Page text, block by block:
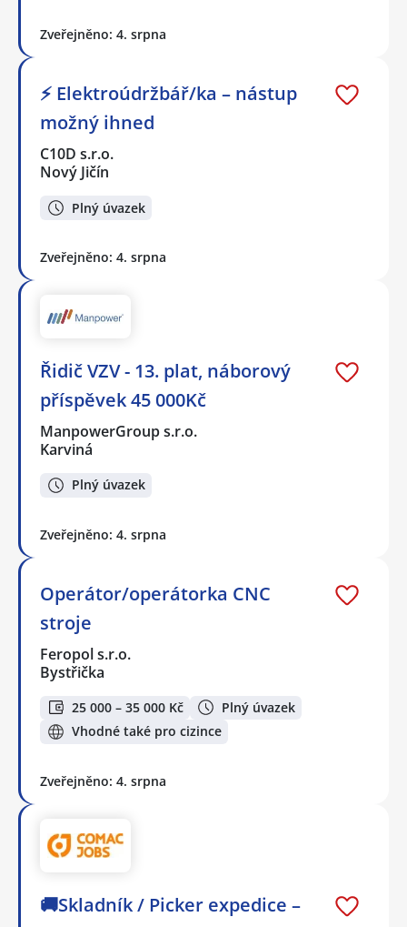
Zveřejněno: 4. srpna
⚡ Elektroúdržbář/ka – nástup
možný ihned
C10D s.r.o.
Nový Jičín
Plný úvazek
Zveřejněno: 4. srpna
Řidič VZV - 13. plat, náborový
příspěvek 45 000Kč
ManpowerGroup s.r.o.
Karviná
Plný úvazek
Zveřejněno: 4. srpna
Operátor/operátorka CNC
stroje
Feropol s.r.o.
Bystřička
25 000 – 35 000 Kč
Plný úvazek
Vhodné také pro cizince
Zveřejněno: 4. srpna
🚚Skladník / Picker expedice –